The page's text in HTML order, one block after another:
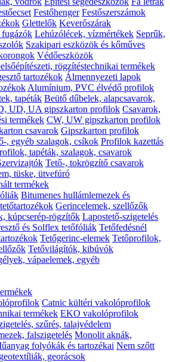
Festőhenger Festőszerszámok
Glettelők Keverőszárak
Lehúzólécek, vízmértékek Seprűk,
Szakipari eszközök és kőműves
Védőeszközök
rögzítéstechnikai termékek
tartozékok Álmennyezeti lapok
Alumínium, PVC élvédő profilok
tapéták Beütő dűbelek, alapcsavarok,
UD, UA gipszkarton profilok Csavarok,
termékek CW, UW gipszkarton profilok
csavarok Gipszkarton profilok
, egyéb szalagok, csíkok Profilok kazettás
tapéták, szalagok, csavarok
Tető-, tokrögzítő csavarok
tüske, ütvefúró
termékek
Bitumenes hullámlemezek és
Gerincelemek, szellőzők
kúpcserép-rögzítők Lapostető-szigetelés
és Solflex tetőfóliák Tetőfedésnél
Tetőgerinc-elemek Tetőprofilok,
Tetővilágítók, kibúvók
vápaelemek, egyéb
Catnic kültéri vakolóprofilok
termékek EKO vakolóprofilok
szűrés, talajvédelem
falszigetelés Monolit aknák,
folyókák és tartozékai Nem szőtt
georácsok